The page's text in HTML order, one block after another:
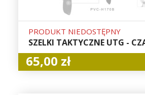
PRODUKT NIEDOSTĘPNY
SZELKI TAKTYCZNE UTG -
65,00 zł